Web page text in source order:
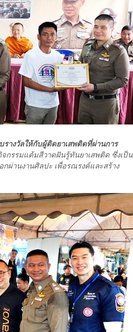
รางวัลให้กับผู้ติดยาเสพติดที่ผ่านการ
กรรมแต้มสีวาดฝันรู้ทันยาเสพติด ซึ่งเป็น
ผ่านงานศิลปะ เพื่อรณรงค์และสร้าง